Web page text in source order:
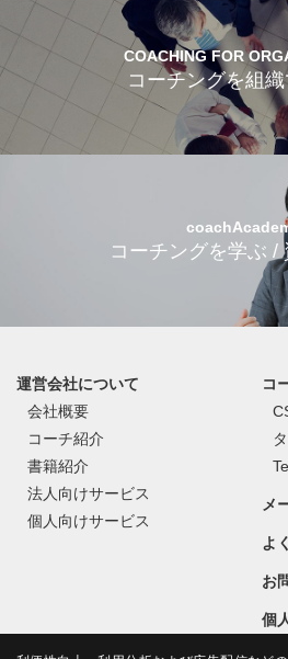
COACHING FOR
コーチングを組
コーチングを学ぶ /
運営会社について
会社概要
コーチ紹介
書籍紹介
法人向けサービス
個人向けサービス
コ
メ
よ
お
個